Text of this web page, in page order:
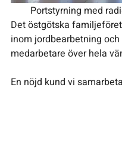
Portstyrning med
Det östgötska
inom jordbearbetning
medarbetare över hela
En nöjd kund vi